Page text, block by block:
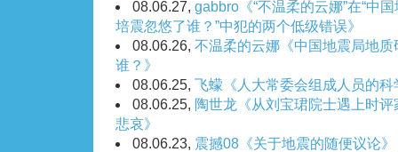
08.06.27, gabbro《“不温柔的云娜”在“中
培震忽悠了谁？”中犯的两个低级错误》
08.06.26, 不温柔的云娜《中国地震局地
谁？》
08.06.25, 飞蠓《人大常委会组成人员的
08.06.25, 陶世龙《从刘宝珺院士遇上时
悲哀》
08.06.23, 震撼08《关于地震的随便议论》